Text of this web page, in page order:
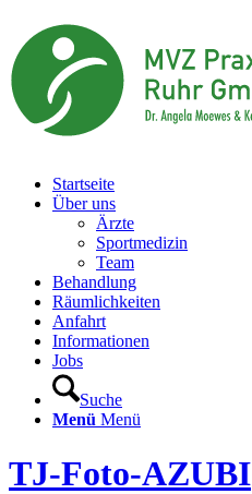
Startseite
Über uns
Ärzte
Sportmedizin
Team
Behandlung
Räumlichkeiten
Anfahrt
Informationen
Jobs
Suche
Menü Menü
TJ-Foto-AZUBI